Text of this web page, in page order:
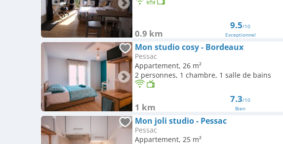
0.9 km
9.5/10
Exceptionnel
Mon studio cosy - Bordeaux
Pessac
Appartement, 26 m²
2 personnes, 1 chambre, 1 salle de bains
1 km
7.3/10
Bien
Mon joli studio - Pessac
Pessac
Appartement, 25 m²